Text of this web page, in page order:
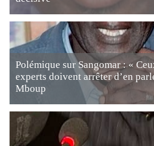
Polémique sur Sangomar : «
experts doivent arrêter d’en
Mboup